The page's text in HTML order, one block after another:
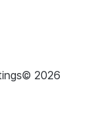
© 2026